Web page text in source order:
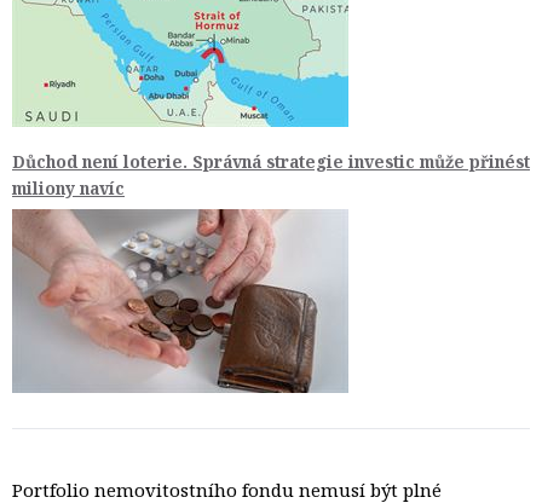
Důchod není loterie. Správná strategie investic může přinést
miliony navíc
Portfolio nemovitostního fondu nemusí být plné